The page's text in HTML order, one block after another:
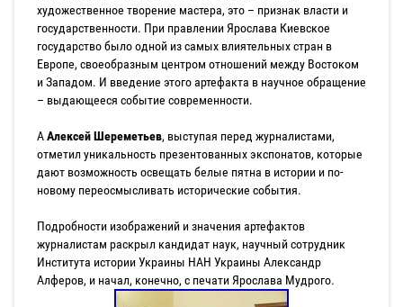
художественное творение мастера, это – признак власти и
государственности. При правлении Ярослава Киевское
государство было одной из самых влиятельных стран в
Европе, своеобразным центром отношений между Востоком
и Западом. И введение этого артефакта в научное обращение
– выдающееся событие современности.
ААлексей Шереметьев, выступая перед журналистами,
отметил уникальность презентованных экспонатов, которые
дают возможность освещать белые пятна в истории и по-
новому переосмысливать исторические события.
Подробности изображений и значения артефактов
журналистам раскрыл кандидат наук, научный сотрудник
Института истории Украины НАН Украины Александр
Алферов, и начал, конечно, с печати Ярослава Мудрого.